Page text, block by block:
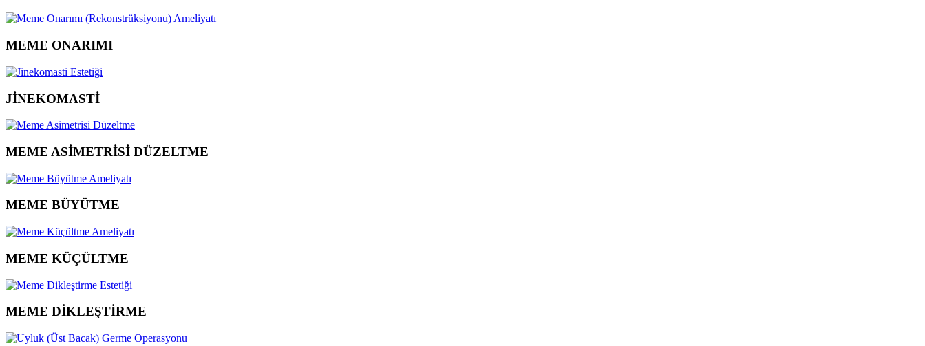
MEME ONARIMI
JİNEKOMASTİ
MEME ASİMETRİSİ DÜZELTME
MEME BÜYÜTME
MEME KÜÇÜLTME
MEME DİKLEŞTİRME